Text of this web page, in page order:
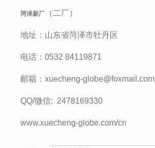
菏泽新厂 （二厂）
地址：山东省菏泽市牡丹区
电话 ：0532 84119871
邮箱： xuecheng-globe@foxmail.com
QQ/微信: 2478169330
www.xuecheng-globe.com/cn